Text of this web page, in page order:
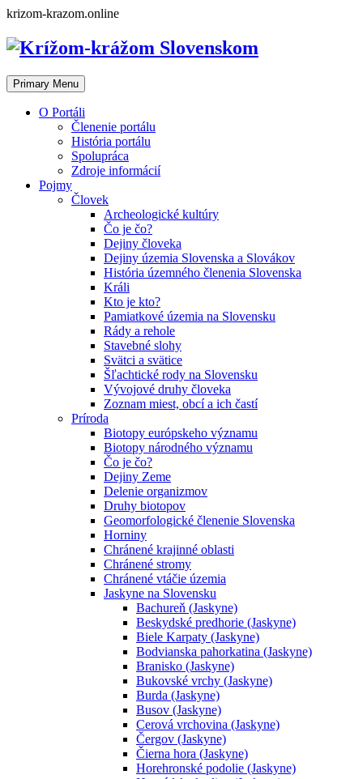
Skip
content
krizom-krazom.online
Primary Menu
O Portáli
Členenie portálu
História portálu
Spolupráca
Zdroje informácií
Pojmy
Človek
Archeologické kultúry
Čo je čo?
Dejiny človeka
Dejiny územia Slovenska a Slovákov
História územného členenia Slovenska
Králi
Kto je kto?
Pamiatkové územia na Slovensku
Rády a rehole
Stavebné slohy
Svätci a svätice
Šľachtické rody na Slovensku
Vývojové druhy človeka
Zoznam miest, obcí a ich častí
Príroda
Biotopy európskeho významu
Biotopy národného významu
Čo je čo?
Dejiny Zeme
Delenie organizmov
Druhy biotopov
Geomorfologické členenie Slovenska
Horniny
Chránené krajinné oblasti
Chránené stromy
Chránené vtáčie územia
Jaskyne na Slovensku
Bachureň (Jaskyne)
Beskydské predhorie (Jaskyne)
Biele Karpaty (Jaskyne)
Bodvianska pahorkatina (Jaskyne)
Branisko (Jaskyne)
Bukovské vrchy (Jaskyne)
Burda (Jaskyne)
Busov (Jaskyne)
Cerová vrchovina (Jaskyne)
Čergov (Jaskyne)
Čierna hora (Jaskyne)
Horehronské podolie (Jaskyne)